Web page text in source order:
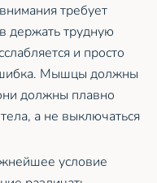
требует
держать трудную
и просто
Мышцы должны
должны плавно
а не выключаться
условие